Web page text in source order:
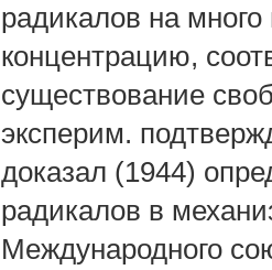
радикалов на
концентрацию,
существование
эксперим.
доказал (1944)
радикалов в
Международного